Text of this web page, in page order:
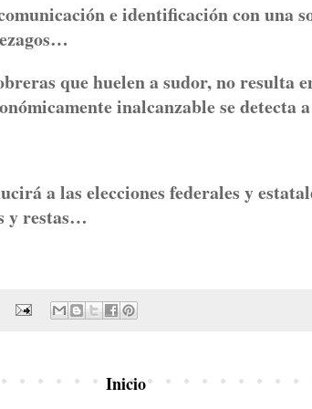
e identificación con una
que huelen a sudor, no resulta
inalcanzable se detecta
a las elecciones federales y
y restas…
Inicio